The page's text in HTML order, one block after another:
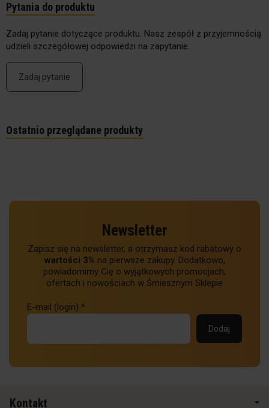
Pytania do produktu
Zadaj pytanie dotyczące produktu. Nasz zespół z przyjemnością
udzieli szczegółowej odpowiedzi na zapytanie.
Zadaj pytanie
Ostatnio przeglądane produkty
Newsletter
Zapisz się na newsletter, a otrzymasz kod rabatowy o
wartości 3% na pierwsze zakupy. Dodatkowo,
powiadomimy Cię o wyjątkowych promocjach,
ofertach i nowościach w Śmiesznym Sklepie
E-mail (login) *
Kontakt